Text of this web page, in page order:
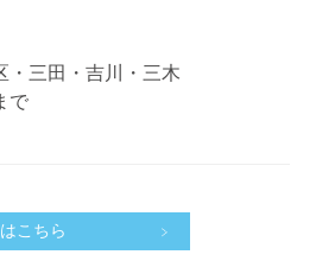
三田・吉川・三木
で
こちら